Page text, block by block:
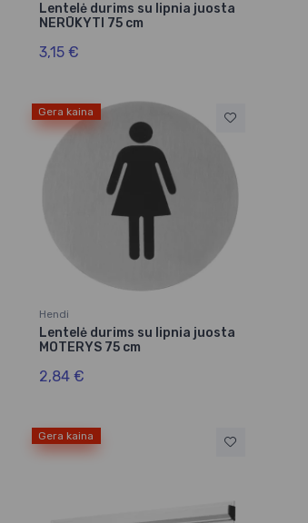
Lentelė durims su lipnia juosta
NERŪKYTI 75 cm
3,15 €
Gera kaina
Hendi
Lentelė durims su lipnia juosta
MOTERYS 75 cm
2,84 €
Gera kaina